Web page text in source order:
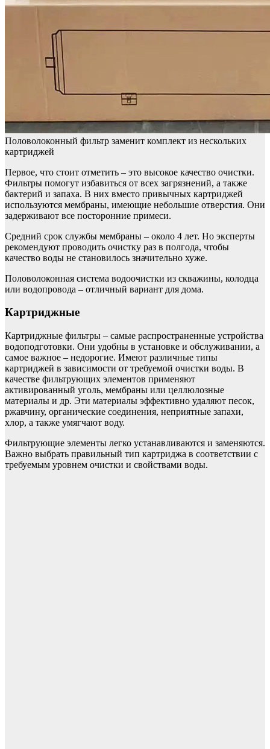
Половолоконный фильтр заменит комплект из нескольких
картриджей
Первое, что стоит отметить – это высокое качество очистки.
Фильтры помогут избавиться от всех загрязнений, а также
бактерий и запаха. В них вместо привычных картриджей
используются мембраны, имеющие небольшие отверстия. Они
задерживают все посторонние примеси.
Средний срок службы мембраны – около 4 лет. Но эксперты
рекомендуют проводить очистку раз в полгода, чтобы
качество воды не становилось значительно хуже.
Половолоконная система водоочистки из скважины, колодца
или водопровода – отличный вариант для дома.
Картриджные
Картриджные фильтры – самые распространенные устройства
водоподготовки. Они удобны в установке и обслуживании, а
самое важное – недорогие. Имеют различные типы
картриджей в зависимости от требуемой очистки воды. В
качестве фильтрующих элементов применяют
активированный уголь, мембраны или целлюлозные
материалы и др. Эти материалы эффективно удаляют песок,
ржавчину, органические соединения, неприятные запахи,
хлор, а также умягчают воду.
Фильтрующие элементы легко устанавливаются и заменяются.
Важно выбрать правильный тип картриджа в соответствии с
требуемым уровнем очистки и свойствами воды.